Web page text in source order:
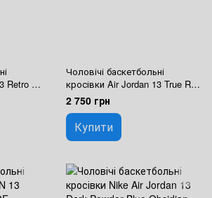
Retro bg
Чоловічі баскетбольні
кросівки Air Jordan 13 True Red
2017 Nike
2 750 грн
Купити